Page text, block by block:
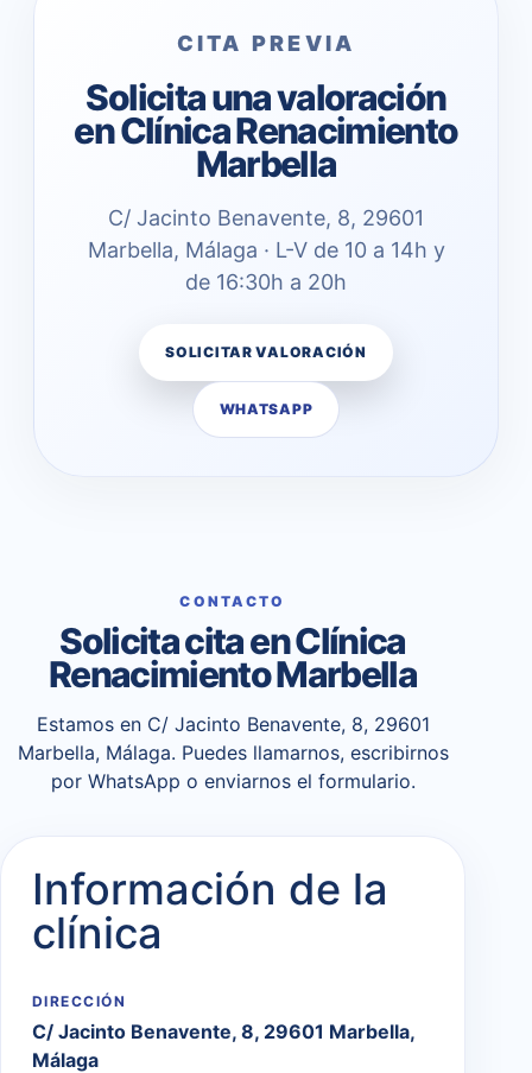
CITA PREVIA
Solicita una valoración
en Clínica Renacimiento
Marbella
C/ Jacinto Benavente, 8, 29601
Marbella, Málaga · L-V de 10 a 14h y
de 16:30h a 20h
SOLICITAR VALORACIÓN
WHATSAPP
CONTACTO
Solicita cita en Clínica
Renacimiento Marbella
Estamos en C/ Jacinto Benavente, 8, 29601
Marbella, Málaga. Puedes llamarnos, escribirnos
por WhatsApp o enviarnos el formulario.
Información de la
clínica
DIRECCIÓN
C/ Jacinto Benavente, 8, 29601 Marbella,
Málaga